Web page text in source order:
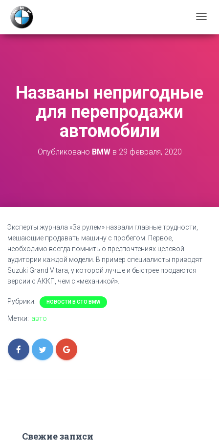
Е
Ч
И
Названы непригодные
для перепродажи
автомобили
Опубликовано BMWв 29 февраля, 2020
Эксперты журнала «За рулем» назвали главные трудности,
мешающие продавать машину с пробегом. Первое,
необходимо всегда помнить о предпочтениях целевой
аудитории каждой модели. В пример специалисты приводят
Suzuki Grand Vitara, у которой лучше и быстрее продаются
версии с АККП, чем с «механикой».
Рубрики: НОВОСТИ В СТО BMW
Метки: авто
Свежие записи